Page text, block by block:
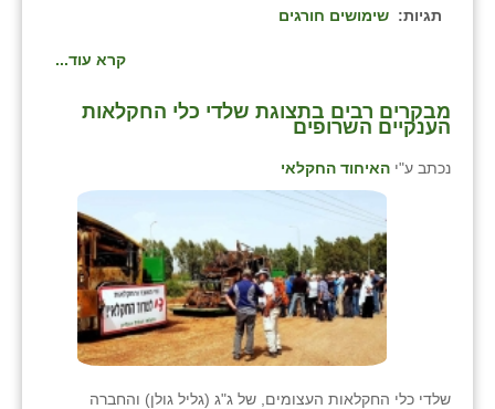
תגיות: שימושים חורגים
קרא עוד...
מבקרים רבים בתצוגת שלדי כלי החקלאות
הענקיים השרופים
נכתב ע"י האיחוד החקלאי
שלדי כלי החקלאות העצומים, של ג"ג (גליל גולן) והחברה